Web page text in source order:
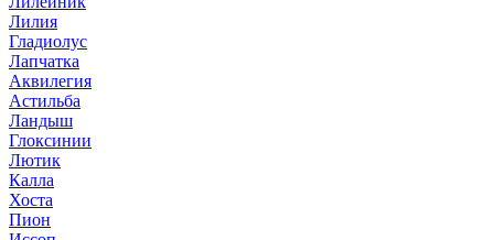
Лилия
Гладиолус
Лапчатка
Аквилегия
Астильба
Ландыш
Глоксинии
Лютик
Калла
Хоста
Пион